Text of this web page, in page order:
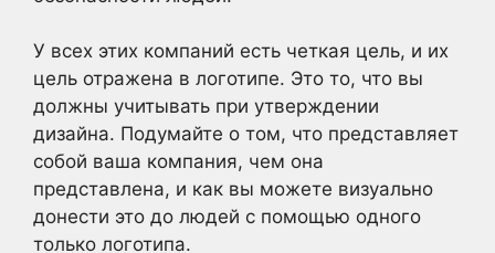
У всех этих компаний есть четкая цель, и их
цель отражена в логотипе. Это то, что вы
должны учитывать при утверждении
дизайна. Подумайте о том, что представляет
собой ваша компания, чем она
представлена, и как вы можете визуально
донести это до людей с помощью одного
только логотипа.